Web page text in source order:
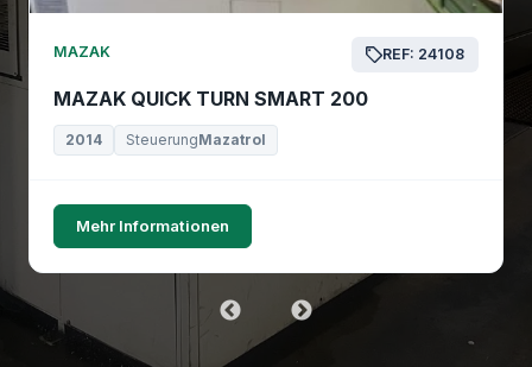
MAZAK REF: 24108
MAZAK QUICK TURN SMART 200
2014 SteuerungMazatrol
Mehr Informationen